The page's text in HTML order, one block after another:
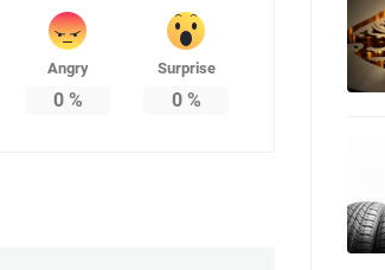
Angry
0%
Surprise
0%